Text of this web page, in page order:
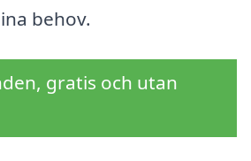
behov.
gratis och utan